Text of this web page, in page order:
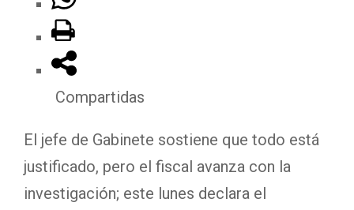
Compartidas
El jefe de Gabinete sostiene que todo está
justificado, pero el fiscal avanza con la
investigación; este lunes declara el